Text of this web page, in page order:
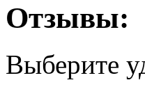
Отзывы:
Выберите